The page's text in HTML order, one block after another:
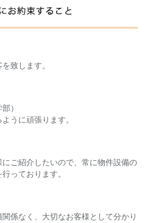
致します。
）
うに頑張ります。
ご紹介したいので、常に物件設備の
っております。
係なく、大切なお客様として分かり